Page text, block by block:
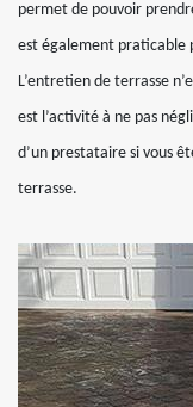
permet de pouvoir
est également praticable
L’entretien de terrasse
est l’activité à ne pas
d’un prestataire si vous
terrasse.